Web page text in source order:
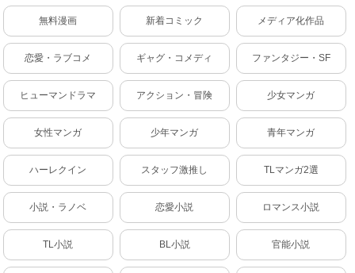
無料漫画 新着コミック メディア化作品
恋愛・ラブコメ ギャグ・コメディ ファンタジー・SF
ヒューマンドラマ アクション・冒険 少女マンガ
女性マンガ 少年マンガ 青年マンガ
ハーレクイン スタッフ激推し TLマンガ2選
小説・ラノベ 恋愛小説 ロマンス小説
TL小説 BL小説 官能小説